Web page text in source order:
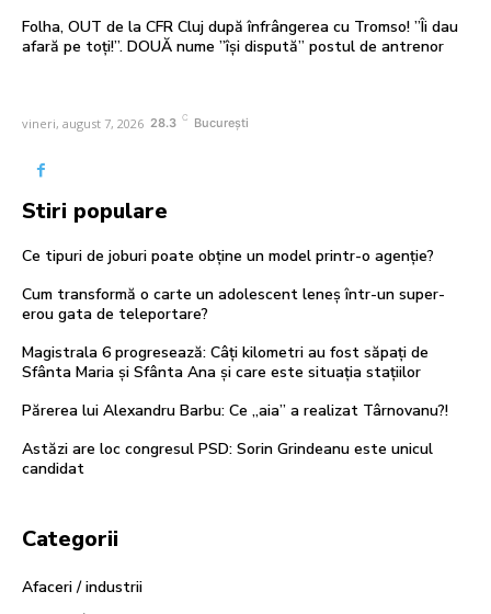
Folha, OUT de la CFR Cluj după înfrângerea cu Tromso! ”Îi dau
afară pe toți!”. DOUĂ nume ”își dispută” postul de antrenor
vineri, august 7, 2026 28.3 C București
Stiri populare
Ce tipuri de joburi poate obține un model printr-o agenție?
Cum transformă o carte un adolescent leneș într-un super-
erou gata de teleportare?
Magistrala 6 progresează: Câți kilometri au fost săpați de
Sfânta Maria și Sfânta Ana și care este situația stațiilor
Părerea lui Alexandru Barbu: Ce „aia” a realizat Târnovanu?!
Astăzi are loc congresul PSD: Sorin Grindeanu este unicul
candidat
Categorii
Afaceri / industrii